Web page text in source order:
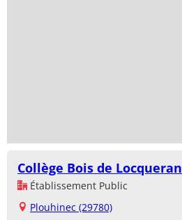
Collège Bois de Locqueran
Établissement Public
Plouhinec (29780)